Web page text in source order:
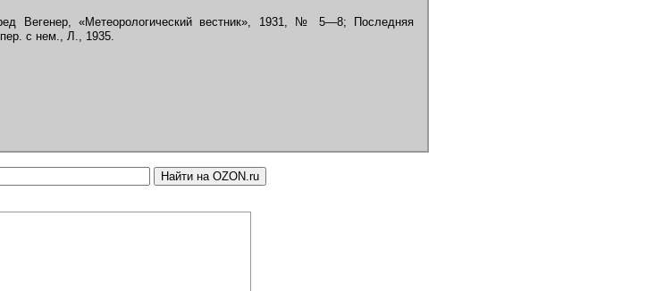
Вегенер, «Метеорологический вестник», 1931, № 5—8; Последняя
с нем., Л., 1935.